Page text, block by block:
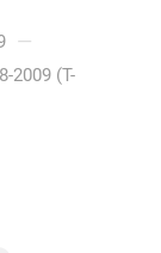
—
2009 (Т-